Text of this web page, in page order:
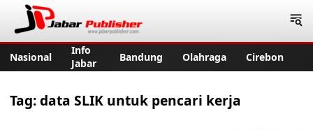
Nasional
Info
Jabar
Bandung Olahraga Cirebon
Tag:data SLIK untuk pencari kerja